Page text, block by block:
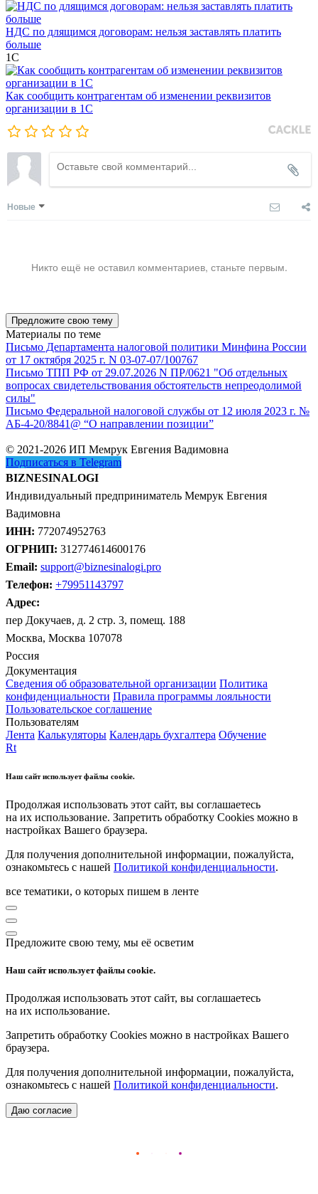
НДС по длящимся договорам: нельзя заставлять платить
больше
1С
Как сообщить контрагентам об изменении реквизитов
организации в 1C
Новые
Никто ещё не оставил комментариев, станьте первым.
Предложите свою тему
Материалы по теме
Письмо Департамента налоговой политики Минфина России
от 17 октября 2025 г. N 03-07-07/100767
Письмо ТПП РФ от 29.07.2026 N ПР/0621 "Об отдельных
вопросах свидетельствования обстоятельств непреодолимой
силы"
Письмо Федеральной налоговой службы от 12 июля 2023 г. №
АБ-4-20/8841@ “О направлении позиции”
© 2021-2026 ИП Мемрук Евгения Вадимовна
Подписаться в Telegram
BIZNESINALOGI
Индивидуальный предприниматель Мемрук Евгения
Вадимовна
ИНН: 772074952763
ОГРНИП: 312774614600176
Email: support@biznesinalogi.pro
Телефон: +79951143797
Адрес:
пер Докучаев, д. 2 стр. 3, помещ. 188
Москва, Москва 107078
Россия
Документация
Сведения об образовательной организации Политика
конфиденциальности Правила программы лояльности
Пользовательское соглашение
Пользователям
Лента Калькуляторы Календарь бухгалтера Обучение
Rt
Наш сайт использует файлы cookie.
Продолжая использовать этот сайт, вы соглашаетесь
на их использование. Запретить обработку Cookies можно в
настройках Вашего браузера.
Для получения дополнительной информации, пожалуйста,
ознакомьтесь с нашей Политикой конфиденциальности.
все тематики, о которых пишем в ленте
Предложите свою тему, мы её осветим
Наш сайт использует файлы cookie.
Продолжая использовать этот сайт, вы соглашаетесь
на их использование.
Запретить обработку Cookies можно в настройках Вашего
браузера.
Для получения дополнительной информации, пожалуйста,
ознакомьтесь с нашей Политикой конфиденциальности.
Даю согласие